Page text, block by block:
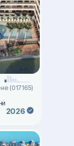
(017165)
2026